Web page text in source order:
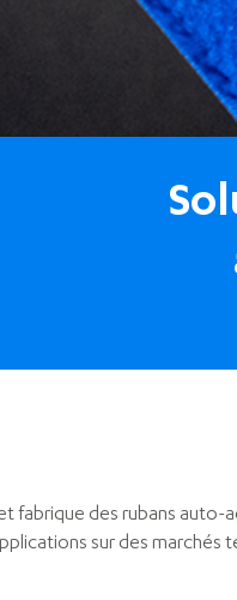
fabrique des rubans
sur des